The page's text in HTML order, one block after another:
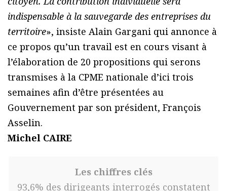
indispensable à la sauvegarde des entreprises du
territoire», insiste Alain Gargani qui annonce à
ce propos qu’un travail est en cours visant à
l’élaboration de 20 propositions qui serons
transmises à la CPME nationale d’ici trois
semaines afin d’être présentées au
Gouvernement par son président, François
Asselin.
Michel CAIRE
Les chiffres clés
93,6% des dirigeants interrogés constatent